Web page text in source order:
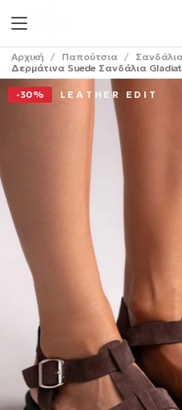
Μετάβαση
Στο
Περιεχόμενο
Αρχική / Παπούτσια /
Δερμάτινα Suede Σανδάλια
-30% L E A T H E R E D I T